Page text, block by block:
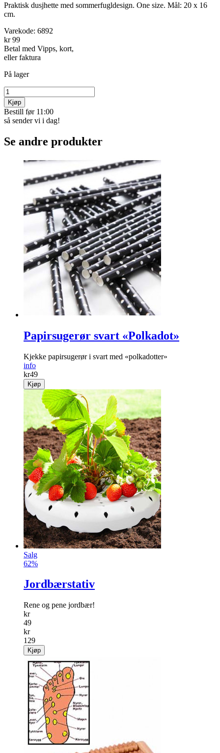
Praktisk dusjhette med sommerfugl­design. One size. Mål: 20 x 16
cm.
Varekode: 6892
kr 99
Betal med Vipps, kort,
eller faktura
På lager
Kjøp
Bestill før 11:00
så sender vi i dag!
Se andre produkter
Papirsugerør svart «Polkadot»
Kjekke papirsugerør i svart med «polkadotter»
info
kr49
Kjøp
Salg
62%
Jordbærstativ
Rene og pene jordbær!
kr
49
kr
129
Kjøp